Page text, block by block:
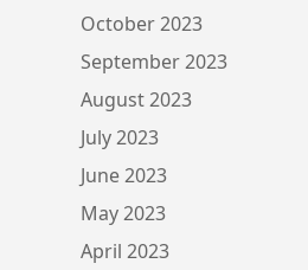
October 2023
September 2023
August 2023
July 2023
June 2023
May 2023
April 2023